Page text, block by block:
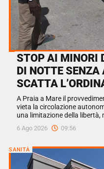
STOP AI MINORI
DI NOTTE
SCATTA
A Praia a Mare il
vieta la circolazione
una limitazione della
6 Ago 2026 09:56
SANITÀ